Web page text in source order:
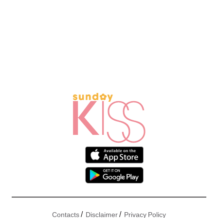
Contacts/ Disclaimer/ Privacy Policy